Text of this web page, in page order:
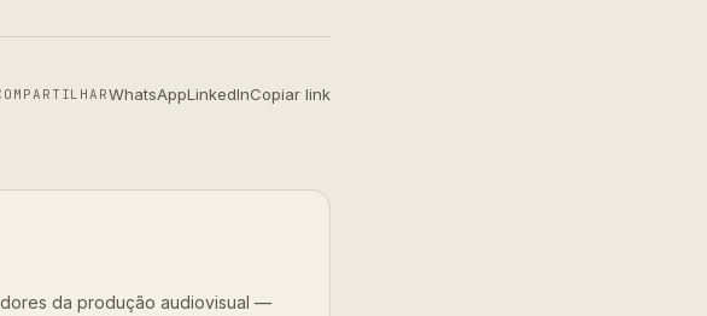
WhatsAppLinkedInCopiar link
da produção audiovisual —